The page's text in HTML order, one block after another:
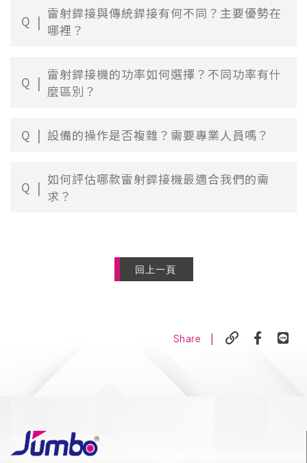
Q
雷射銲接與傳統銲接有何不同？主要優勢在
哪裡？
Q
雷射銲接機的功率如何選擇？不同功率有什
麼區別？
Q 設備的操作是否複雜？需要專業人員嗎？
Q
如何評估哪款雷射銲接機最適合我們的需
求？
回上一頁
Share |